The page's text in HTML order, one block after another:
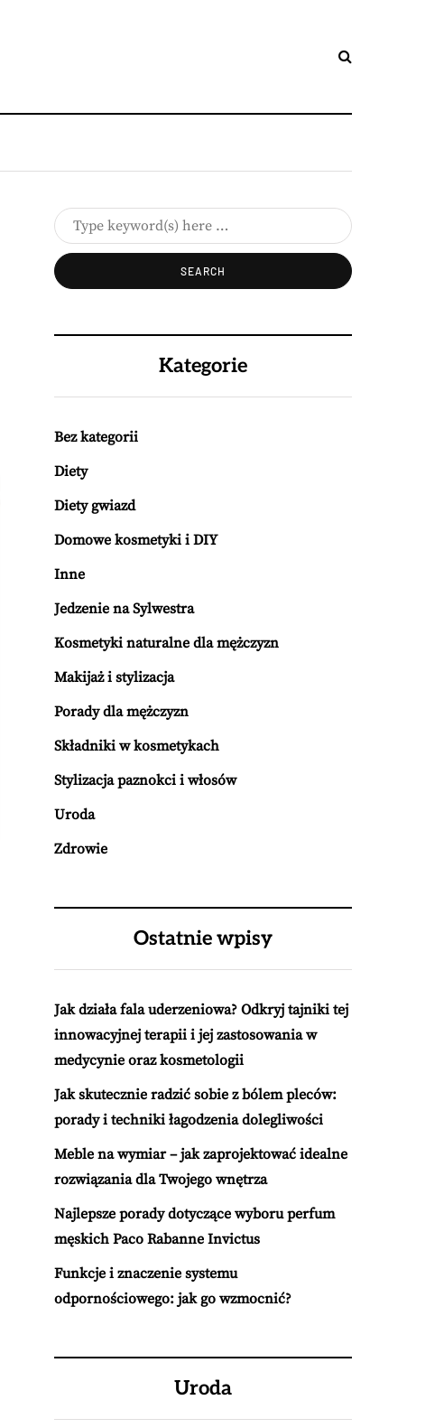
Kategorie
Bez kategorii
Diety
Diety gwiazd
Domowe kosmetyki i DIY
Inne
Jedzenie na Sylwestra
Kosmetyki naturalne dla mężczyzn
Makijaż i stylizacja
Porady dla mężczyzn
Składniki w kosmetykach
Stylizacja paznokci i włosów
Uroda
Zdrowie
Ostatnie wpisy
Jak działa fala uderzeniowa? Odkryj tajniki tej
innowacyjnej terapii i jej zastosowania w
medycynie oraz kosmetologii
Jak skutecznie radzić sobie z bólem pleców:
porady i techniki łagodzenia dolegliwości
Meble na wymiar – jak zaprojektować idealne
rozwiązania dla Twojego wnętrza
Najlepsze porady dotyczące wyboru perfum
męskich Paco Rabanne Invictus
Funkcje i znaczenie systemu
odpornościowego: jak go wzmocnić?
Uroda